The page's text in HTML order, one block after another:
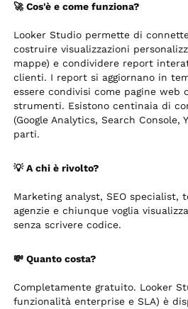
🚀 Cos'è e come funziona?
Looker Studio permette di
costruire visualizzazioni
mappe) e condividere report
clienti. I report si aggiornano in
essere condivisi come pagine
strumenti. Esistono centinaia di
(Google Analytics, Search Console,
parti.
💡 A chi è rivolto?
Marketing analyst, SEO specialist,
agenzie e chiunque voglia
senza scrivere codice.
💸 Quanto costa?
Completamente gratuito. Looker
funzionalità enterprise e SLA) è